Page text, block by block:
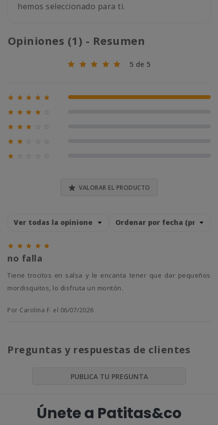
hemos seleccionado para ti.
Opiniones (1) - Resumen
5 de 5
     100% (1)
   
  
 

 VALORAR EL PRODUCTO
    
no falla
tiene trocitos en salsa y le encanta tener que dar pequeños
mordisquitos, lo disfruta un montón.
Por Carolina F. el 06/07/2026
Preguntas y respuestas de clientes
PUBLICA TU PREGUNTA
Únete a Patitas&co